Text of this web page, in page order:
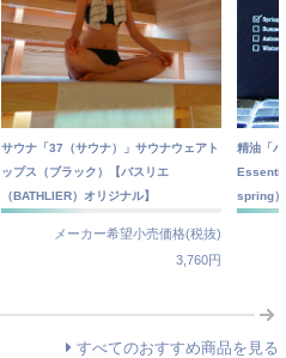
サウナ「37（サウナ）」サウナウェアト
ップス（ブラック）【バスリエ
（BATHLIER）オリジナル】
メーカー希望小売価格(税抜)
3,760円
精油「
spring）
すべてのおすすめ商品を見る